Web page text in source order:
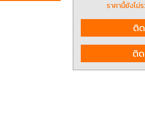
3 Clamping technology /
7 Gripping, cutting, and striking
tools / เครื่องมือช่าง ประเภทจับ
ราคานี้ยังไม่
ติ
ติ